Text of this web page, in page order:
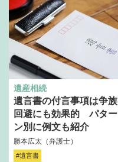
遺産相続
遺言書の付言事項は争族
回避にも効果的 パター
ン別に例文も紹介
勝本広太（弁護士）
#遺言書